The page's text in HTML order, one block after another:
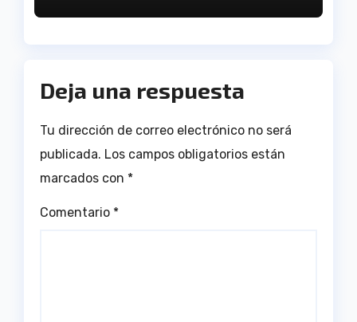
Antonio Toledo Sánchez
Deja una respuesta
Tu dirección de correo electrónico no será
publicada. Los campos obligatorios están
marcados con *
Comentario *